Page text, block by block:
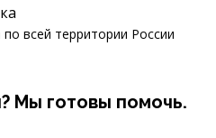
всей территории России
Мы готовы помочь.